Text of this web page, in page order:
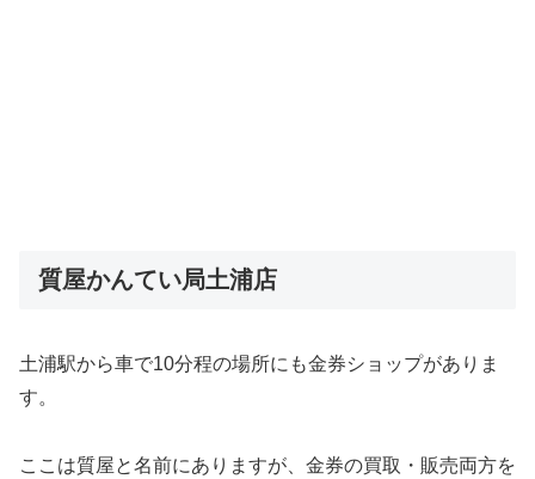
質屋かんてい局土浦店
土浦駅から車で10分程の場所にも金券ショップがありま
す。
ここは質屋と名前にありますが、金券の買取・販売両方を